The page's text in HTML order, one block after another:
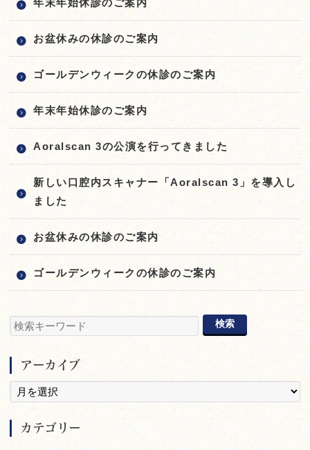
年末年始休診のご案内
お盆休みの休診のご案内
ゴールデンウィークの休診のご案内
年末年始休診のご案内
Aoralscan 3の公演を行ってきました
新しい口腔内スキャナー「Aoralscan 3」を導入し
ました
お盆休みの休診のご案内
ゴールデンウィークの休診のご案内
アーカイブ
カテゴリー